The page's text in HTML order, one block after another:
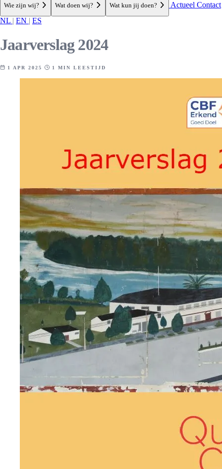
Wie zijn wij? Wat doen wij? Wat kun jij doen? Actueel Contact
NL | EN | ES
Jaarverslag 2024
1 APR 2025 1 MIN LEESTIJD